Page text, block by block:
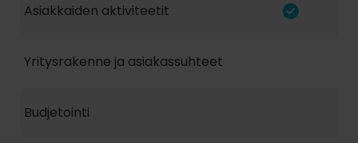
Asiakkaiden aktiviteetit
Yritysrakenne ja asiakassuhteet
Budjetointi